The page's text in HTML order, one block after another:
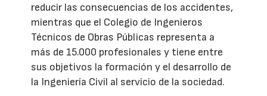
reducir las consecuencias de los accidentes,
mientras que el Colegio de Ingenieros
Técnicos de Obras Públicas representa a
más de 15.000 profesionales y tiene entre
sus objetivos la formación y el desarrollo de
la Ingeniería Civil al servicio de la sociedad.